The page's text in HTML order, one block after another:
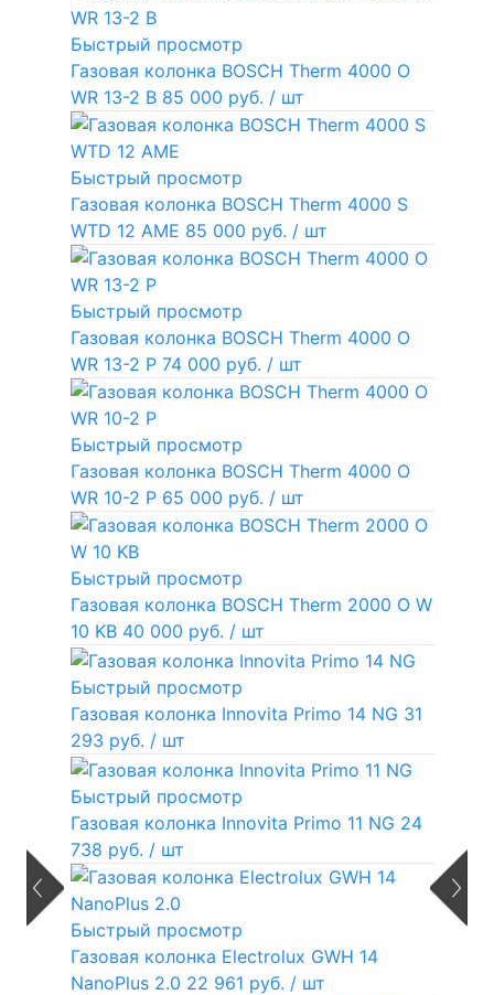
Быстрый просмотр
Газовая колонка BOSCH Therm 4000 O
WR 13-2 В 85 000 руб. / шт
Быстрый просмотр
Газовая колонка BOSCH Therm 4000 S
WTD 12 AME 85 000 руб. / шт
Быстрый просмотр
Газовая колонка BOSCH Therm 4000 O
WR 13-2 P 74 000 руб. / шт
Быстрый просмотр
Газовая колонка BOSCH Therm 4000 O
WR 10-2 P 65 000 руб. / шт
Быстрый просмотр
Газовая колонка BOSCH Therm 2000 O W
10 KB 40 000 руб. / шт
Быстрый просмотр
Газовая колонка Innovita Primo 14 NG 31
293 руб. / шт
Быстрый просмотр
Газовая колонка Innovita Primo 11 NG 24
738 руб. / шт
Быстрый просмотр
Газовая колонка Electrolux GWH 14
NanoPlus 2.0 22 961 руб. / шт